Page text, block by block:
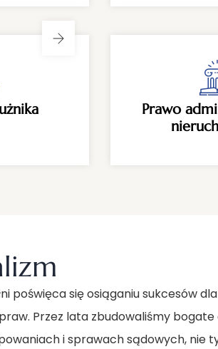
Prawo
poświęca się osiąganiu sukcesów
Przez lata zbudowaliśmy
i sprawach sądowych, nie